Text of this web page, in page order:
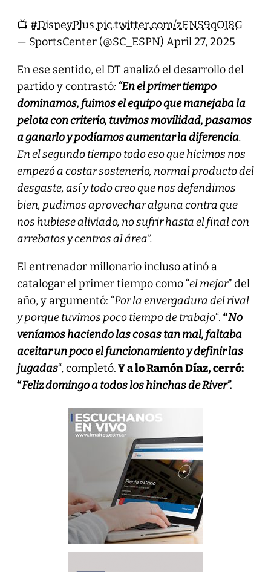
📺 #DisneyPlus pic.twitter.com/zENS9qOJ8G
— SportsCenter (@SC_ESPN) April 27, 2025
En ese sentido, el DT analizó el desarrollo del
partido y contrastó:“En el primer tiempo
dominamos, fuimos el equipo que manejaba la
pelota con criterio, tuvimos movilidad, pasamos
a ganarlo y podíamos aumentar la diferencia.
En el segundo tiempo todo eso que hicimos nos
empezó a costar sostenerlo, normal producto del
desgaste, así y todo creo que nos defendimos
bien, pudimos aprovechar alguna contra que
nos hubiese aliviado, no sufrir hasta el final con
arrebatos y centros al área”.
El entrenador millonario incluso atinó a
catalogar el primer tiempo como “el mejor” del
año, y argumentó: “Por la envergadura del rival
y porque tuvimos poco tiempo de trabajo“. “No
veníamos haciendo las cosas tan mal, faltaba
aceitar un poco el funcionamiento y definir las
jugadas“, completó.Y a lo Ramón Díaz, cerró:
“Feliz domingo a todos los hinchas de River”.